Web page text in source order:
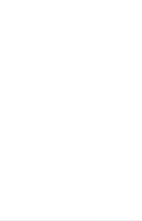
colaborarile cu nume mari ale modei
acestora, astfel incat sa stii, de
a te proteja de reactiile alergice cauzate
siguri ca durabilitatea si rezistenta
cat si prin colaborare cu linii de
ceea ce ne asigura ca hainele
superioara
si greutatea expeditiei).
de livrare va fi conform cu cel
pot aparea intarzieri in procesarea si
sau taxe suplimentare
taxe si comisioane a bancii la care e
de catre curier, inclus in costul de